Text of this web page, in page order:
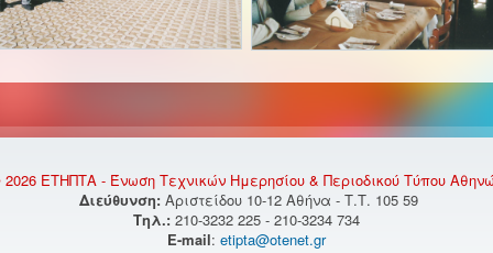
ΕΤΗΠΤΑ - Ένωση Τεχνικών Ημερησίου & Περιοδικού Τύπου
Διεύθυνση: Αριστείδου 10-12 Αθήνα - Τ.Τ. 105 59
Τηλ.: 210-3232 225 - 210-3234 734
E-mail: etipta@otenet.gr